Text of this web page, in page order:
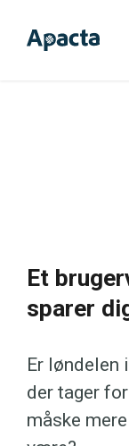
Et
sparer
Er løndelen
der tager
måske